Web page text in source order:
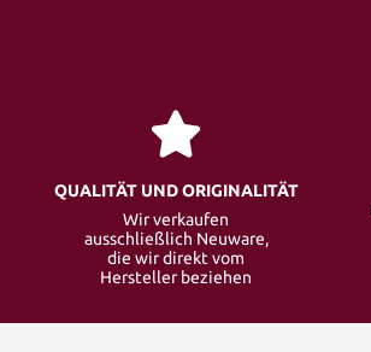
QUALITÄT UND ORIGINALITÄT
Wir verkaufen
ausschließlich Neuware,
die wir direkt vom
Hersteller beziehen